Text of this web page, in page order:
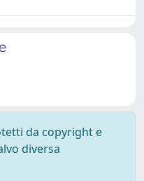
da copyright e
diversa